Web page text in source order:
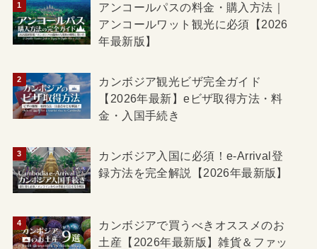
アンコールパスの料金・購入方法｜
アンコールワット観光に必須【2026
年最新版】
カンボジア観光ビザ完全ガイド
【2026年最新】eビザ取得方法・料
金・入国手続き
カンボジア入国に必須！e-Arrival登
録方法を完全解説【2026年最新版】
カンボジアで買うべきオススメのお
土産【2026年最新版】雑貨＆ファッ